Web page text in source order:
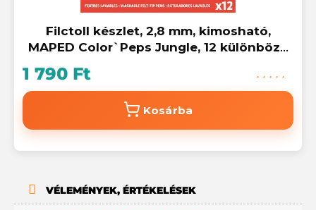
Filctoll készlet, 2,8 mm, kimosható,
MAPED Color`Peps Jungle, 12 különböző
1 790 Ft
Kosárba
VÉLEMÉNYEK, ÉRTÉKELÉSEK